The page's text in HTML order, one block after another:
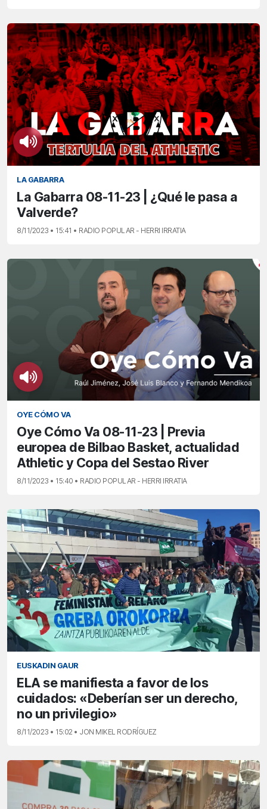
LA GABARRA
La Gabarra 08-11-23 | ¿Qué le pasa a
Valverde?
8/11/2023 • 15:41 • RADIO POPULAR - HERRI IRRATIA
OYE CÓMO VA
Oye Cómo Va 08-11-23 | Previa
europea de Bilbao Basket, actualidad
Athletic y Copa del Sestao River
8/11/2023 • 15:40 • RADIO POPULAR - HERRI IRRATIA
EUSKADIN GAUR
ELA se manifiesta a favor de los
cuidados: «Deberían ser un derecho,
no un privilegio»
8/11/2023 • 15:02 • JON MIKEL RODRÍGUEZ